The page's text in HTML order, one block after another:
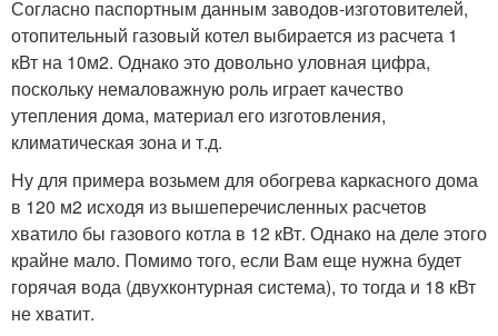
Согласно паспортным данным заводов-изготовителей,
отопительный газовый котел выбирается из расчета 1
кВт на 10м2. Однако это довольно уловная цифра,
поскольку немаловажную роль играет качество
утепления дома, материал его изготовления,
климатическая зона и т.д.
Ну для примера возьмем для обогрева каркасного дома
в 120 м2 исходя из вышеперечисленных расчетов
хватило бы газового котла в 12 кВт. Однако на деле этого
крайне мало. Помимо того, если Вам еще нужна будет
горячая вода (двухконтурная система), то тогда и 18 кВт
не хватит.